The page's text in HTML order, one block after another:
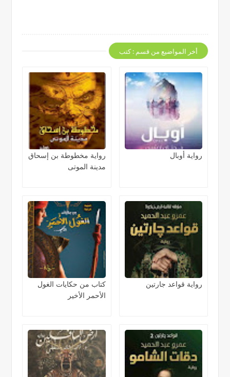
أخر المواضيع من قسم : كتب
رواية أوبال
رواية مخطوطة بن إسحاق
مدينة الموتى
رواية قواعد جارتين
كتاب من حكايات الغول
الأحمر الأخير